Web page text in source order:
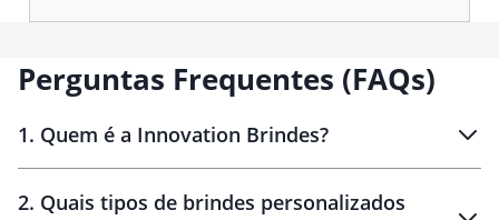
celular embutido na capa,
perfeito para acompanhar
reuniões.
Perguntas Frequentes (FAQs)
1. Quem é a Innovation Brindes?
Brindes personalizados
2. Quais tipos de brindes personalizados